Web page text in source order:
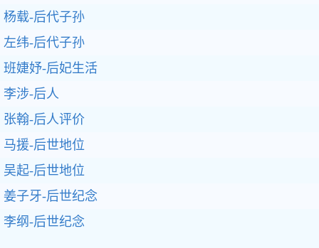
杨载-后代子孙
左纬-后代子孙
班婕妤-后妃生活
李涉-后人
张翰-后人评价
马援-后世地位
吴起-后世地位
姜子牙-后世纪念
李纲-后世纪念